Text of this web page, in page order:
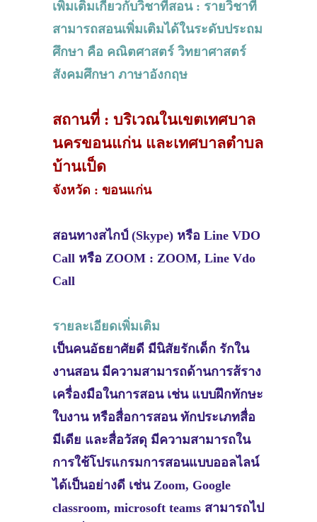
เพิ่มเติมเกี่ยวกับวิชาที่สอน : รายวิชาที่
สามารถสอนเพิ่มเติมได้ในระดับประถม
ศึกษา คือ คณิตศาสตร์ วิทยาศาสตร์
สังคมศึกษา ภาษาอังกฤษ
สถานที่ : บริเวณในเขตเทศบาล
นครขอนแก่น และเทศบาลตำบล
บ้านเป็ด
จังหวัด : ขอนแก่น
สอนทางสไกป์ (Skype) หรือ Line VDO
Call หรือ ZOOM : ZOOM, Line Vdo
Call
รายละเอียดเพิ่มเติม
เป็นคนอัธยาศัยดี มีนิสัยรักเด็ก รักใน
งานสอน มีความสามารถด้านการส้ราง
เครื่องมือในการสอน เช่น แบบฝึกทักษะ
ใบงาน หรือสื่อการสอน ทักประเภทสื่อ
มีเดีย และสื่อวัสดุ มีความสามารถใน
การใช้โปรแกรมการสอนแบบออลไลน์
ได้เป็นอย่างดี เช่น Zoom, Google
classroom, microsoft teams สามารถไป